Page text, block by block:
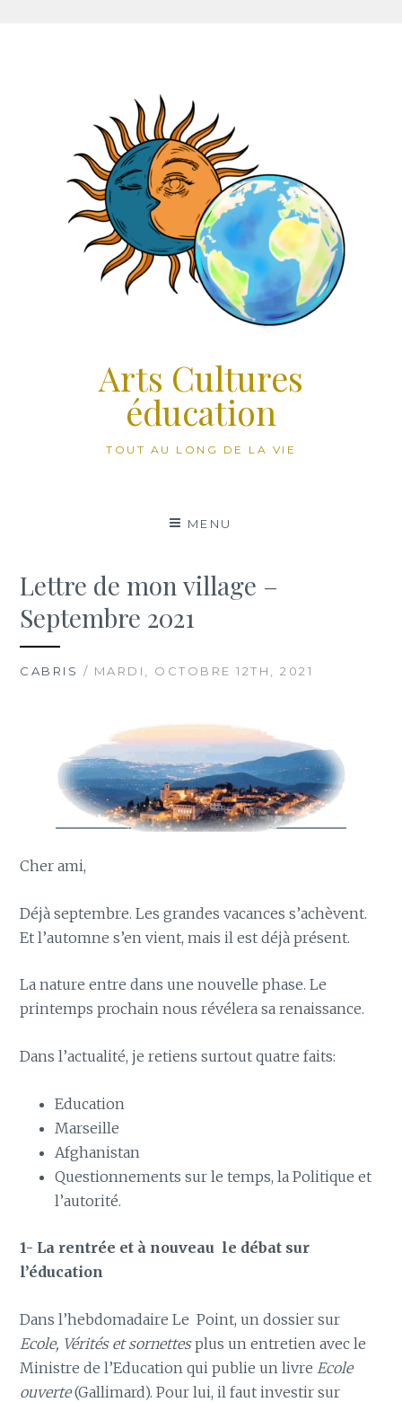
Arts Cultures
éducation
TOUT AU LONG DE LA VIE
MENU
Lettre de mon village –
Septembre 2021
CABRIS / MARDI, OCTOBRE 12TH, 2021
Cher ami,
Déjà septembre. Les grandes vacances s’achèvent.
Et l’automne s’en vient, mais il est déjà présent.
La nature entre dans une nouvelle phase. Le
printemps prochain nous révélera sa renaissance.
Dans l’actualité, je retiens surtout quatre faits:
Education
Marseille
Afghanistan
Questionnements sur le temps, la Politique et
l’autorité.
1- La rentrée et à nouveau le débat sur
l’éducation
Dans l’hebdomadaire Le Point, un dossier sur
Ecole, Vérités et sornettesplus un entretien avec le
Ministre de l’Education qui publie un livre Ecole
ouverte(Gallimard). Pour lui, il faut investir sur